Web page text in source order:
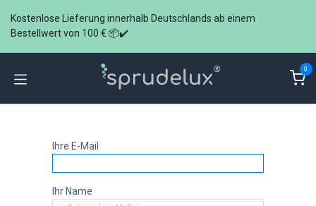
Kostenlose Lieferung innerhalb Deutschlands ab einem
Bestellwert von 100 € 📦✔️
0
Ihre E-Mail
Ihr Name